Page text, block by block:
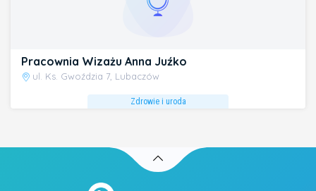
Pracownia Wizażu Anna Juźko
ul. Ks. Gwoździa 7, Lubaczów
Zdrowie i uroda